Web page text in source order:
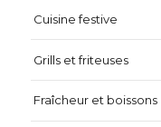
Cuisine festive
Grills et friteuses
Fraîcheur et boissons